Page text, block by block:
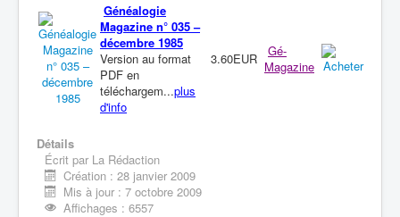
Généalogie
Magazine n° 035 –
décembre 1985
Version au format
PDF en
téléchargem...plus
d'info
3.60EUR
Gé-
Magazine
Détails
Écrit par La Rédaction
Création : 28 janvier 2009
Mis à jour : 7 octobre 2009
Affichages : 6557